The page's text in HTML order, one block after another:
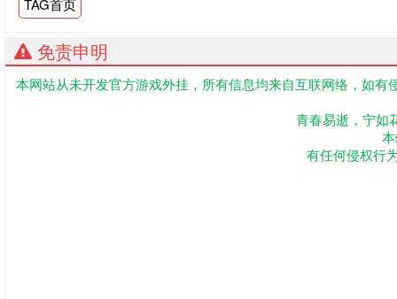
TAG首页
免责申明
本网站从未开发官方游戏外挂，所有信息均来自互联网络，如
青春易逝，宁如
有任何侵权行